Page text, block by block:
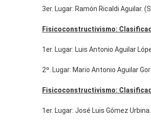
3er. Lugar: Ramón Ricaldi Aguilar.
Fisicoconstructivismo:
1er. Lugar: Luis Antonio Aguilar
2º. Lugar: Mario Antonio Aguilar
Fisicoconstructivismo:
1er. Lugar: José Luis Gómez Urbina.